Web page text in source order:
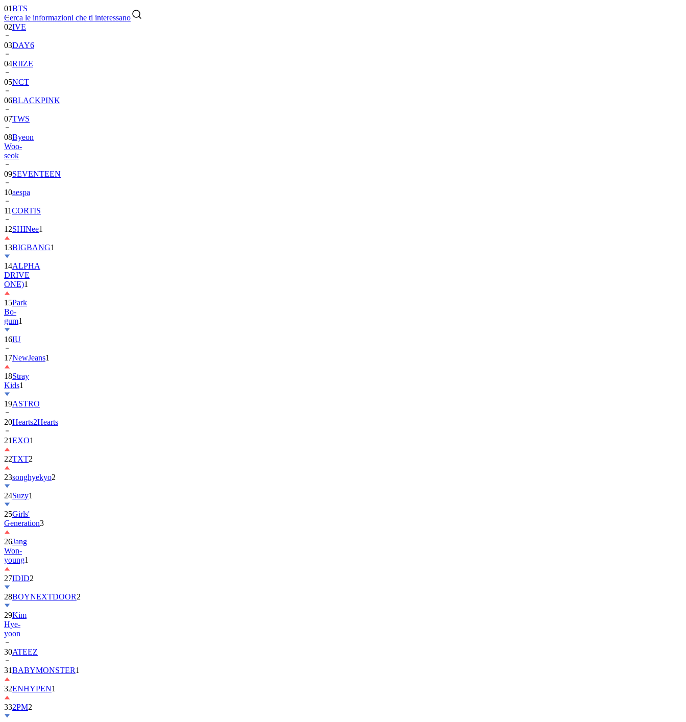
Cerca le informazioni che ti interessano
02IVE
03DAY6
04RIIZE
05NCT
06BLACKPINK
07TWS
08Byeon
Woo-
seok
09SEVENTEEN
10aespa
11CORTIS
12SHINee1
13BIGBANG
14ALPHA
DRIVE
ONE)1
15Park
Bo-
gum1
16IU
17NewJeans
18Stray
Kids
19ASTRO
20Hearts2Hearts
21EXO1
22TXT2
23songhyekyo
24Suzy1
25Girls'
Generation
26Jang
Won-
young1
27IDID
28BOYNEXTDOOR
29Kim
Hye-
yoon
30ATEEZ
31BABYMONSTER
32ENHYPEN1
332PM2
34ILLIT